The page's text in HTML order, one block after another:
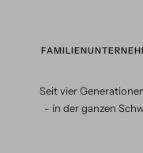
Seit vier
- in der ganzen